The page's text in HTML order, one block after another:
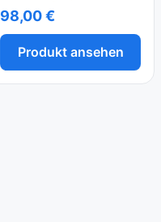
98,00 €
Produkt ansehen